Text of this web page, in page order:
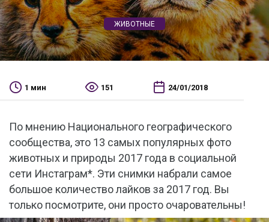
ЖИВОТНЫЕ
1 мин 151 24/01/2018
По мнению Национального географического
сообщества, это 13 самых популярных фото
животных и природы 2017 года в социальной
сети Инстаграм*. Эти снимки набрали самое
большое количество лайков за 2017 год. Вы
только посмотрите, они просто очаровательны!